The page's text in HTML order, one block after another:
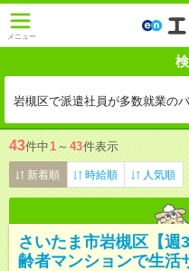
メニュー
岩槻区で派遣社員が多数就業の
43件中1 ～ 43件表示
新着順 時給順 人気順
さいたま市岩槻区【週
齢者マンションで生活